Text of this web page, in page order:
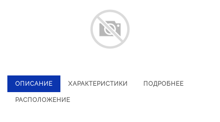
ОПИСАНИЕ ХАРАКТЕРИСТИКИ ПОДРОБНЕЕ
РАСПОЛОЖЕНИЕ